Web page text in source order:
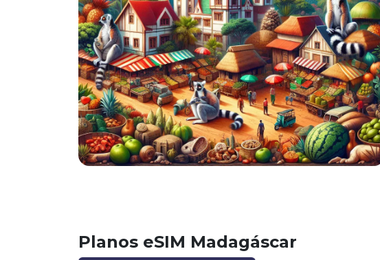
Planos eSIM Madagáscar